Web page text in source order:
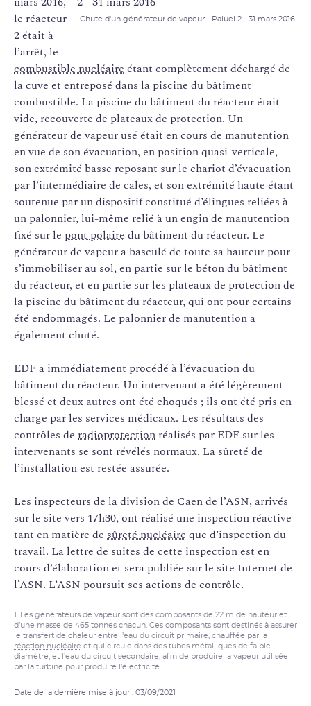
Chute d'un générateur de vapeur - Paluel 2 - 31 mars 2016
le réacteur
2 était à
l’arrêt, le
combustible nucléaire étant complètement déchargé de
la cuve et entreposé dans la piscine du bâtiment
combustible. La piscine du bâtiment du réacteur était
vide, recouverte de plateaux de protection. Un
générateur de vapeur usé était en cours de manutention
en vue de son évacuation, en position quasi-verticale,
son extrémité basse reposant sur le chariot d’évacuation
par l’intermédiaire de cales, et son extrémité haute étant
soutenue par un dispositif constitué d’élingues reliées à
un palonnier, lui-même relié à un engin de manutention
fixé sur le pont polaire du bâtiment du réacteur. Le
générateur de vapeur a basculé de toute sa hauteur pour
s’immobiliser au sol, en partie sur le béton du bâtiment
du réacteur, et en partie sur les plateaux de protection de
la piscine du bâtiment du réacteur, qui ont pour certains
été endommagés. Le palonnier de manutention a
également chuté.
EDF a immédiatement procédé à l’évacuation du
bâtiment du réacteur. Un intervenant a été légèrement
blessé et deux autres ont été choqués ; ils ont été pris en
charge par les services médicaux. Les résultats des
contrôles de radioprotection réalisés par EDF sur les
intervenants se sont révélés normaux. La sûreté de
l’installation est restée assurée.
Les inspecteurs de la division de Caen de l’ASN, arrivés
sur le site vers 17h30, ont réalisé une inspection réactive
tant en matière de sûreté nucléaire que d’inspection du
travail. La lettre de suites de cette inspection est en
cours d’élaboration et sera publiée sur le site Internet de
l’ASN. L’ASN poursuit ses actions de contrôle.
1. Les générateurs de vapeur sont des composants de 22 m de hauteur et
d’une masse de 465 tonnes chacun. Ces composants sont destinés à assurer
le transfert de chaleur entre l’eau du circuit primaire, chauffée par la
réaction nucléaire et qui circule dans des tubes métalliques de faible
diamètre, et l’eau du circuit secondaire , afin de produire la vapeur utilisée
par la turbine pour produire l’électricité.
Date de la dernière mise à jour : 03/09/2021